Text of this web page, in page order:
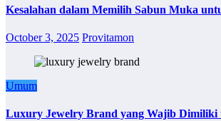
Kesalahan dalam Memilih Sabun Muka
October 3, 2025 Provitamon
Umum
Luxury Jewelry Brand yang Wajib Dimiliki